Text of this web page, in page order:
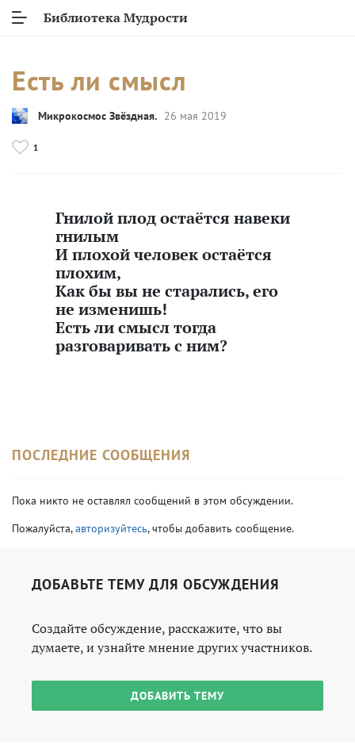
Библиотека Мудрости
Есть ли смысл
Микрокосмос Звёздная. 26 мая 2019
1
Гнилой плод остаётся навеки
гнилым
И плохой человек остаётся
плохим,
Как бы вы не старались, его
не изменишь!
Есть ли смысл тогда
разговаривать с ним?
ПОСЛЕДНИЕ СООБЩЕНИЯ
Пока никто не оставлял сообщений в этом обсуждении.
Пожалуйста,авторизуйтесь, чтобы добавить сообщение.
ДОБАВЬТЕ ТЕМУ ДЛЯ ОБСУЖДЕНИЯ
Создайте обсуждение, расскажите, что вы
думаете, и узнайте мнение других участников.
ДОБАВИТЬ ТЕМУ